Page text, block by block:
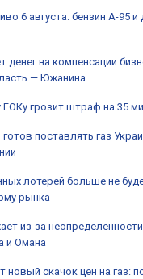
6 августа: бензин А-95 и
денег на компенсации
— Южанина
грозит штраф на 35
поставлять газ
лотерей больше не
рынка
из-за
и Омана
новый скачок цен на газ: